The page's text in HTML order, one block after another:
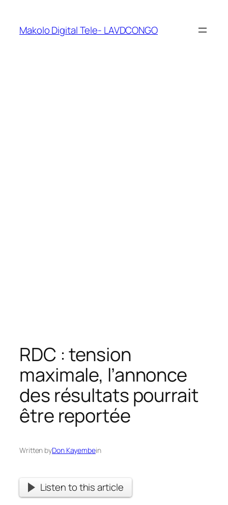
Makolo Digital Tele- LAVDCONGO
RDC : tension
maximale, l’annonce
des résultats pourrait
être reportée
Written byDon Kayembein
Listen to this article